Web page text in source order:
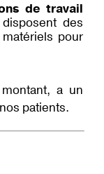
de travail
des
pour
a un
patients.